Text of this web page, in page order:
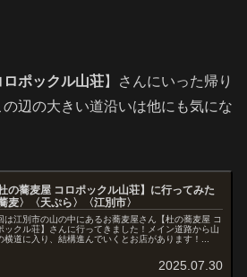
ロポックル山荘】さんにいった帰り
辺の大きい道沿いは他にも気にな
杜の蕎麦屋 コロポックル山荘】に行ってみた
蕎麦〉〈天ぷら〉〈江別市〉
は江別市の山の中にあるお蕎麦屋さん【杜の蕎麦屋 コ
ックル荘】さんに行ってきました！メイン道路から山
横道に入り、結構進んでいくとお店があります！...
2025.07.30